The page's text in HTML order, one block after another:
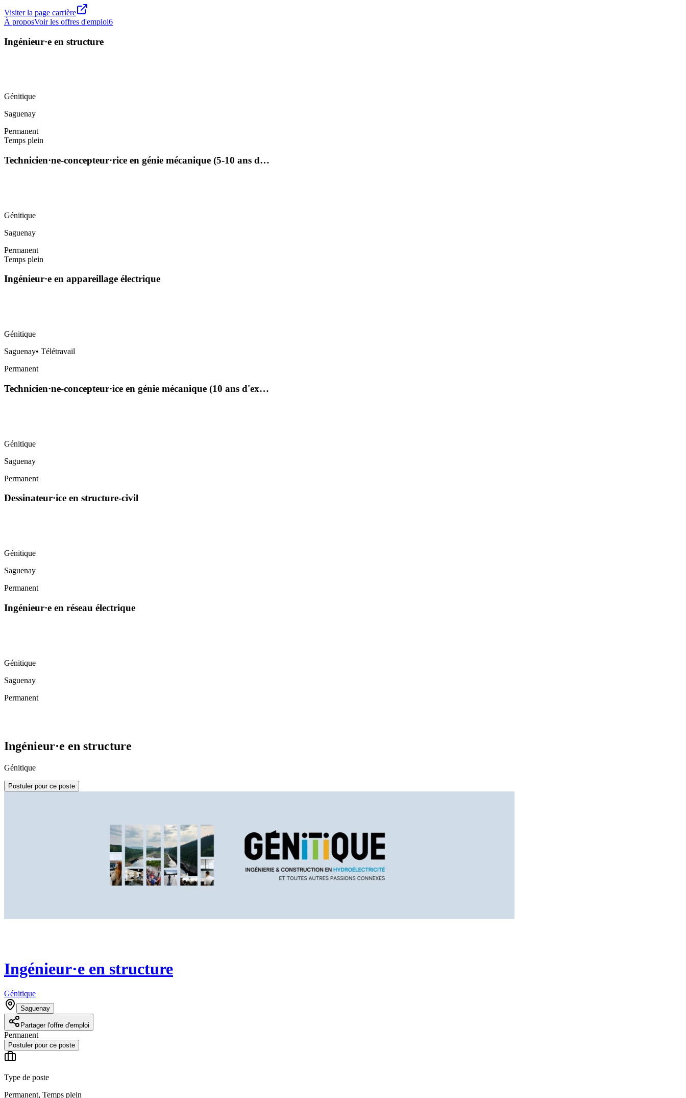
Visiter la page carrière
À proposVoir les offres d'emploi6
Ingénieur·e en structure
Génitique
Saguenay
Permanent
Temps plein
Technicien·ne-concepteur·rice en génie mécanique (5-10 ans d…
Génitique
Saguenay
Permanent
Temps plein
Ingénieur·e en appareillage électrique
Génitique
Saguenay• Télétravail
Permanent
Technicien·ne-concepteur·ice en génie mécanique (10 ans d'ex…
Génitique
Saguenay
Permanent
Dessinateur·ice en structure-civil
Génitique
Saguenay
Permanent
Ingénieur·e en réseau électrique
Génitique
Saguenay
Permanent
Ingénieur·e en structure
Génitique
Postuler pour ce poste
Ingénieur·e en structure
Génitique
Saguenay
Partager l'offre d'emploi
Permanent
Postuler pour ce poste
Type de poste
Permanent, Temps plein